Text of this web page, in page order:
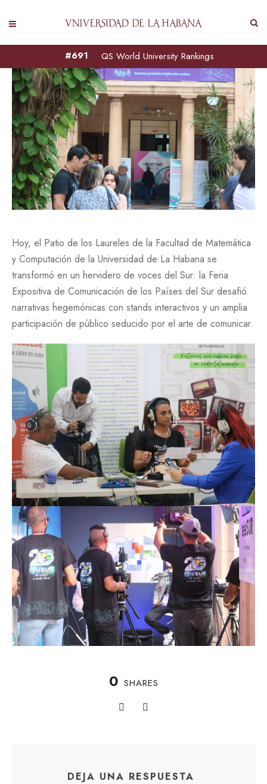
QS World University Rankings
#691
Hoy, el Patio de los Laureles de la Facultad de Matemática
y Computación de la Universidad de La Habana se
transformó en un hervidero de voces del Sur: la Feria
Expositiva de Comunicación de los Países del Sur desafió
narrativas hegemónicas con stands interactivos y un amplia
participación de público seducido por el arte de comunicar.
0 SHARES
DEJA UNA RESPUESTA